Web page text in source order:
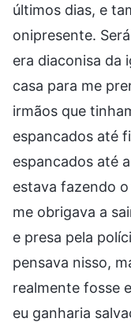
últimos dias, e
onipresente.
era diaconisa da
casa para me
irmãos que
espancados até
espancados até
estava fazendo
me obrigava a
e presa pela
pensava nisso,
realmente fosse
eu ganharia